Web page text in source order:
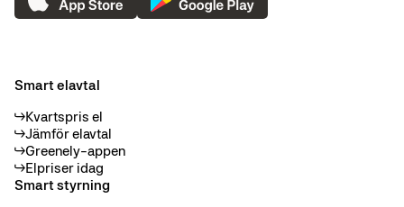
Smart elavtal
Kvartspris el
Jämför elavtal
Greenely-appen
Elpriser idag
Smart styrning